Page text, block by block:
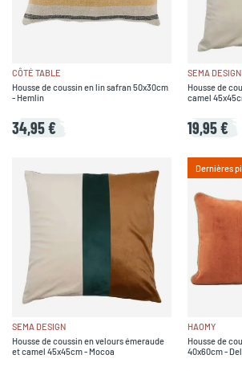
CÔTÉ TABLE
Housse de coussin en lin safran 50x30cm
- Hemlin
34,95 €
SEMA DESIGN
Housse de
camel
19,95 €
SEMA DESIGN
Housse de coussin en velours émeraude
et camel 45x45cm - Mocoa
Dernières
HAOMY
Housse de
40x60cm -